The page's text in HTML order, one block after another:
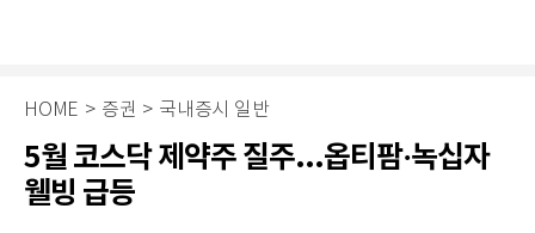
HOME > 증권 > 국내증시 일반
5월 코스닥 제약주 질주...옵티팜·녹십자
웰빙 급등